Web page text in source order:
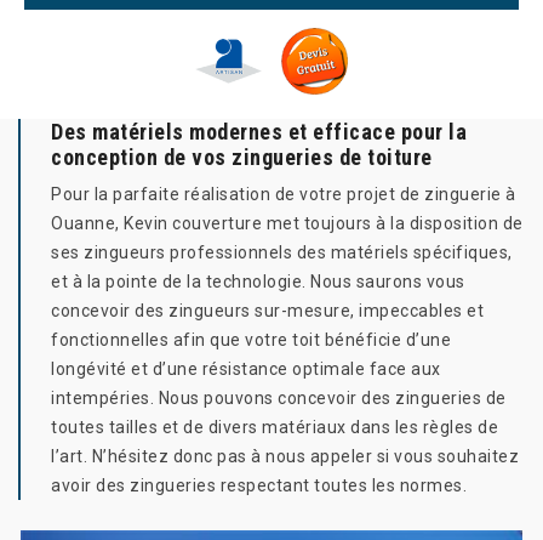
Des matériels modernes et efficace pour la
conception de vos zingueries de toiture
Pour la parfaite réalisation de votre projet de zinguerie à
Ouanne, Kevin couverture met toujours à la disposition de
ses zingueurs professionnels des matériels spécifiques,
et à la pointe de la technologie. Nous saurons vous
concevoir des zingueurs sur-mesure, impeccables et
fonctionnelles afin que votre toit bénéficie d’une
longévité et d’une résistance optimale face aux
intempéries. Nous pouvons concevoir des zingueries de
toutes tailles et de divers matériaux dans les règles de
l’art. N’hésitez donc pas à nous appeler si vous souhaitez
avoir des zingueries respectant toutes les normes.